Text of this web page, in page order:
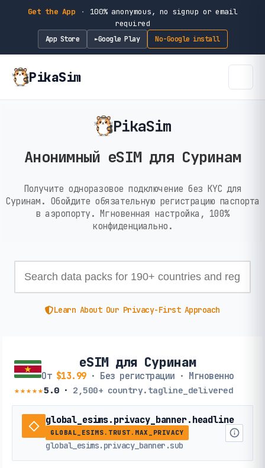
Get the App ·
100% anonymous, no signup or email
required
App Store ►Google Play No-Google install
PikaSim
PikaSim
Анонимный eSIM для Суринам
Получите одноразовое подключение без KYC для
Суринам. Обойдите обязательную регистрацию паспорта
в аэропорту. Мгновенная настройка, 100%
конфиденциально.
Learn About Our Privacy-First Approach
eSIM для Суринам
От $13.99· Без регистрации · Мгновенно
★★★★★5.0· 2,500+ country.tagline_delivered
global_esims.privacy_banner.headline
GLOBAL_ESIMS.TRUST.MAX_PRIVACY
global_esims.privacy_banner.sub